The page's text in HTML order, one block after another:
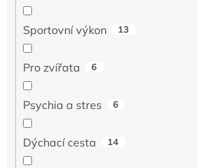
Sportovní výkon 13
Pro zvířata 6
Psychia a stres 6
Dýchací cesta 14